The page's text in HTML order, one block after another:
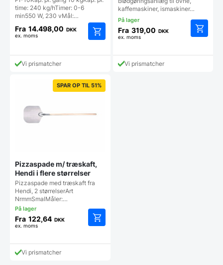
time: 240 kg/hTimer: 0-6
min550 W, 230 vMål:…
Fra 14.498,00 DKK
ex. moms
vare
varianter.
Mulighederne
på
Vi prismatcher
kaffemaskiner, ismaskiner…
Fra 319,00 DKK
ex. moms
Vi prismatcher
SPAR OP TIL 51%
Pizzaspade m/ træskaft,
Hendi i flere størrelser
Pizzaspade med træskaft fra
Hendi, 2 størrelserArt
NrmmSmalMåler:…
Fra 122,64 DKK
ex. moms
Vi prismatcher